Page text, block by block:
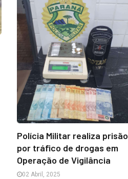
Polícia Militar realiza prisão
por tráfico de drogas em
Operação de Vigilância
02 Abril, 2025